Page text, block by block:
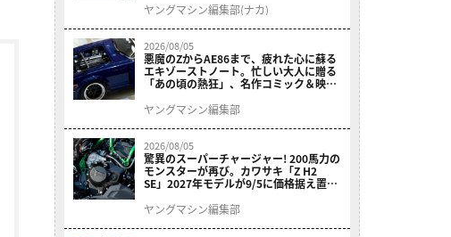
ニット プレシャスレイ スモール］
ヤングマシン編集部(ナカ)
2026/08/05
悪魔のZからAE86まで、疲れた心に蘇る
エキゾーストノート。忙しい大人に贈る
「あの頃の熱狂」、名作コミック＆映画
結！
ヤングマシン編集部
2026/08/05
驚異のスーパーチャージャー! 200馬力の
モンスターが再び。カワサキ「Z H2
SE」2027年モデルが9/5に価格据え置き
ヤングマシン編集部